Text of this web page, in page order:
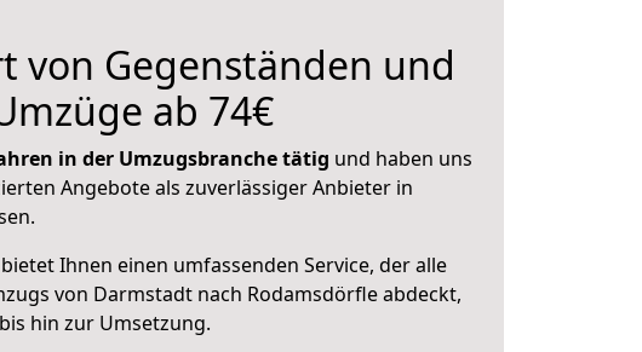
von Gegenständen und
ab 74€
in der Umzugsbranche tätig und haben uns
Angebote als zuverlässiger Anbieter in
bietet Ihnen einen umfassenden Service, der alle
von Darmstadt nach Rodamsdörfle abdeckt,
hin zur Umsetzung.